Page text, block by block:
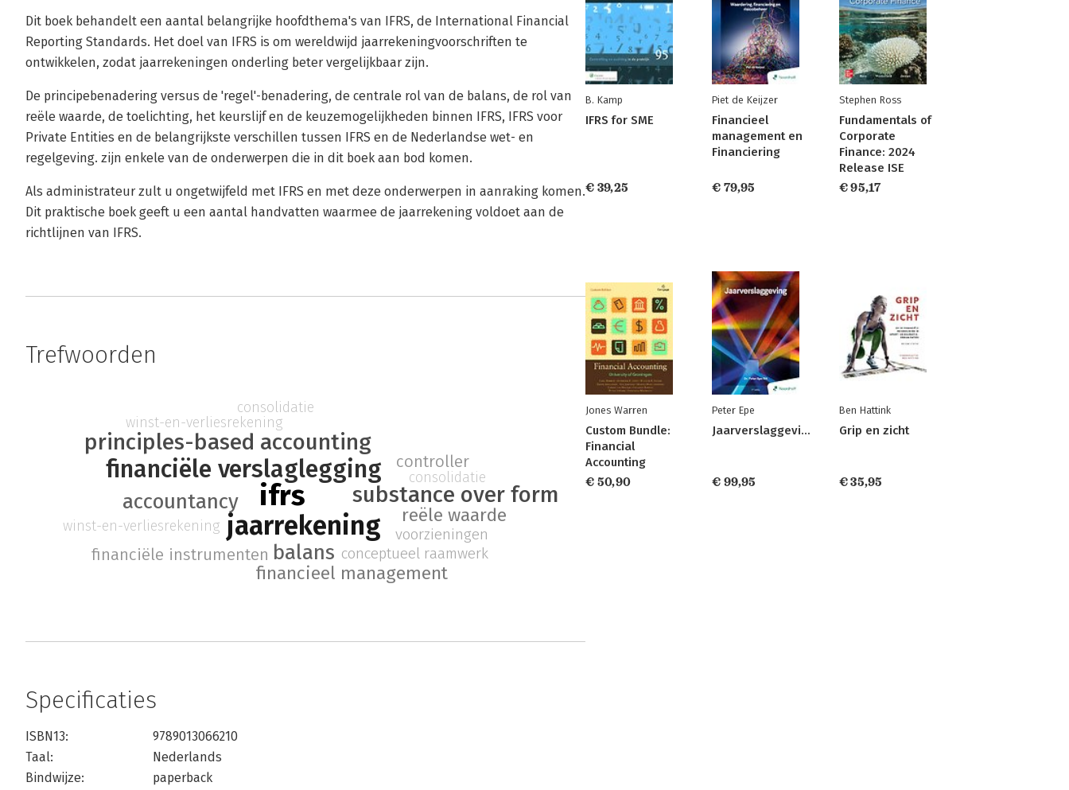
Dit boek behandelt een aantal belangrijke hoofdthema's van IFRS, de International Financial
Reporting Standards. Het doel van IFRS is om wereldwijd jaarrekeningvoorschriften te
ontwikkelen, zodat jaarrekeningen onderling beter vergelijkbaar zijn.
De principebenadering versus de 'regel'-benadering, de centrale rol van de balans, de rol van
reële waarde, de toelichting, het keurslijf en de keuzemogelijkheden binnen IFRS, IFRS voor
Private Entities en de belangrijkste verschillen tussen IFRS en de Nederlandse wet- en
regelgeving. zijn enkele van de onderwerpen die in dit boek aan bod komen.
Als administrateur zult u ongetwijfeld met IFRS en met deze onderwerpen in aanraking komen.
Dit praktische boek geeft u een aantal handvatten waarmee de jaarrekening voldoet aan de
richtlijnen van IFRS.
Trefwoorden
ifrs
jaarrekening
financiële verslaglegging
principles-based accounting
substance over form
balans
accountancy
financieel management
reële waarde
controller
financiële instrumenten
voorzieningen
conceptueel raamwerk
winst-en-verliesrekening
consolidatie
winst-en-verliesrekening
consolidatie
Specificaties
ISBN13:
9789013066210
Taal:
Nederlands
Bindwijze:
paperback
B. Kamp
IFRS for SME
€ 39,25
Piet de Keijzer
Financieel
management en
Financiering
€ 79,95
Stephen Ross
Fundamentals of
Corporate
Finance: 2024
Release ISE
€ 95,17
Jones Warren
Custom Bundle:
Financial
Accounting
€ 50,90
Peter Epe
Jaarverslaggeving
€ 99,95
Ben Hattink
Grip en zicht
€ 35,95